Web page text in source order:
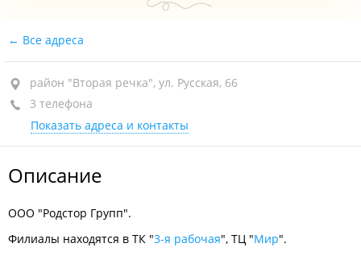
Все адреса
район "Вторая речка", ул. Русская, 66
3 телефона
Показать адреса и контакты
Описание
ООО "Родстор Групп".
Филиалы находятся в ТК "3-я рабочая", ТЦ "Мир".